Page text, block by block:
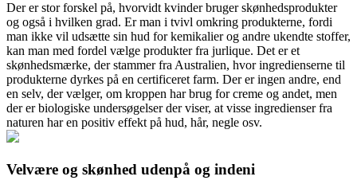
Der er stor forskel på, hvorvidt kvinder bruger skønhedsprodukter
og også i hvilken grad. Er man i tvivl omkring produkterne, fordi
man ikke vil udsætte sin hud for kemikalier og andre ukendte stoffer,
kan man med fordel vælge produkter fra jurlique. Det er et
skønhedsmærke, der stammer fra Australien, hvor ingredienserne til
produkterne dyrkes på en certificeret farm. Der er ingen andre, end
en selv, der vælger, om kroppen har brug for creme og andet, men
der er biologiske undersøgelser der viser, at visse ingredienser fra
naturen har en positiv effekt på hud, hår, negle osv.
Velvære og skønhed udenpå og indeni